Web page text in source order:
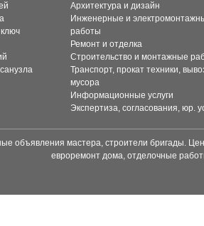
Архитектура и дизайн
Инженерные и
работы
Ремонт и отделка
Строительство и монтажные
Транспорт, прокат техники,
мусора
Информационные услуги
Экспертиза, согласования, юр.
объявления мастера, строители бригады.
евроремонт дома, отделочные